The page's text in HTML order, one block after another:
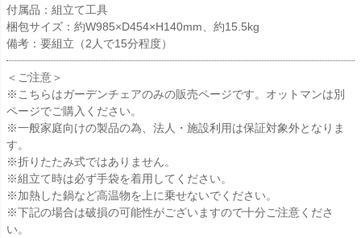
付属品：組立て工具
梱包サイズ：約W985×D454×H140mm、約15.5kg
備考：要組立（2人で15分程度）
＜ご注意＞
※こちらはガーデンチェアのみの販売ページです。オットマンは別
ページでご購入ください。
※一般家庭向けの製品の為、法人・施設利用は保証対象外となりま
す。
※折りたたみ式ではありません。
※組立て時は必ず手袋を着用してください。
※加熱した鍋など高温物を上に乗せないでください。
※下記の場合は破損の可能性がございますので十分ご注意くださ
い。